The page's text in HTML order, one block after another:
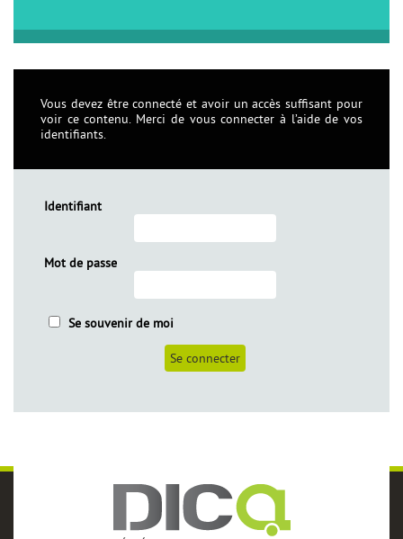
Vous devez être connecté et avoir un accès suffisant pour
voir ce contenu. Merci de vous connecter à l’aide de vos
identifiants.
Identifiant
Mot de passe
Se souvenir de moi